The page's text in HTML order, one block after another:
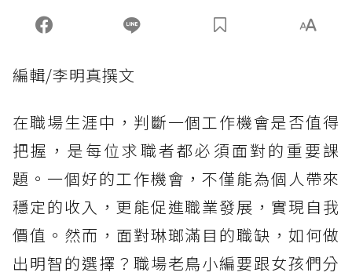
編輯/李明真撰文
在職場生涯中，判斷一個工作機會是否值得
把握，是每位求職者都必須面對的重要課
題。一個好的工作機會，不僅能為個人帶來
穩定的收入，更能促進職業發展，實現自我
價值。然而，面對琳瑯滿目的職缺，如何做
出明智的選擇？職場老鳥小編要跟女孩們分